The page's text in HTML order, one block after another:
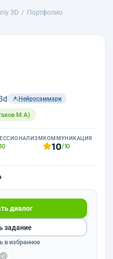
3D
Портфолио
Нейросаммари
М.А)
КОММУНИКАЦИЯ
10/10
диалог
задание
в избранное